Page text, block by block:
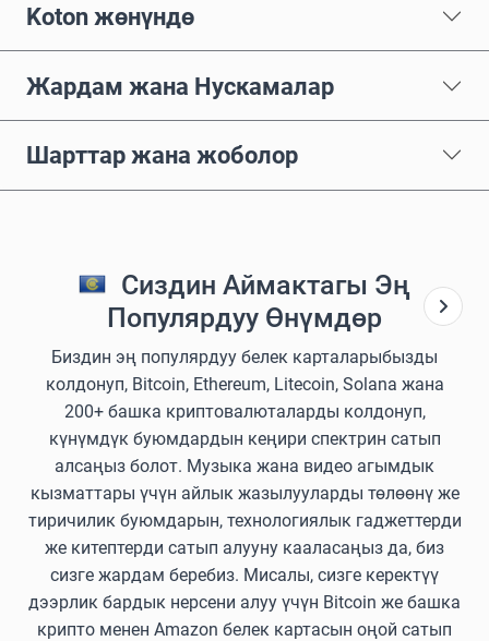
Koton жөнүндө
Жардам жана Нускамалар
Шарттар жана жоболор
Сиздин Аймактагы Эң
Популярдуу Өнүмдөр
Биздин эң популярдуу белек карталарыбызды
колдонуп, Bitcoin, Ethereum, Litecoin, Solana жана
200+ башка криптовалюталарды колдонуп,
күнүмдүк буюмдардын кеңири спектрин сатып
алсаңыз болот. Музыка жана видео агымдык
кызматтары үчүн айлык жазылууларды төлөөнү же
тиричилик буюмдарын, технологиялык гаджеттерди
же китептерди сатып алууну кааласаңыз да, биз
сизге жардам беребиз. Мисалы, сизге керектүү
дээрлик бардык нерсени алуу үчүн Bitcoin же башка
крипто менен Amazon белек картасын оңой сатып